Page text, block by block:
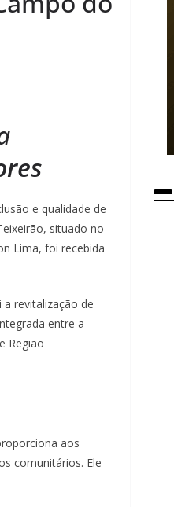
e qualidade de
situado no
Lima, foi recebida
revitalização de
entre a
Região
aos
comunitários. Ele